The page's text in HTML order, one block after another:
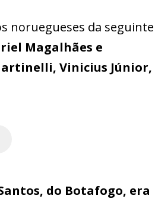
noruegueses da seguinte
Magalhães e
Vinicius Júnior,
do Botafogo, era